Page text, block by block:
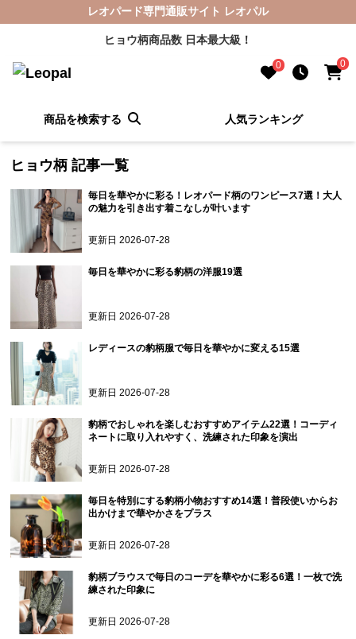
レオパード専門通販サイト レオパル
ヒョウ柄商品数 日本最大級！
0 0
商品を検索する 人気ランキング
ヒョウ柄 記事一覧
毎日を華やかに彩る！レオパード柄のワンピース7選！大人
の魅力を引き出す着こなしが叶います
更新日2026-07-28
毎日を華やかに彩る豹柄の洋服19選
更新日2026-07-28
レディースの豹柄服で毎日を華やかに変える15選
更新日2026-07-28
豹柄でおしゃれを楽しむおすすめアイテム22選！コーディ
ネートに取り入れやすく、洗練された印象を演出
更新日2026-07-28
毎日を特別にする豹柄小物おすすめ14選！普段使いからお
出かけまで華やかさをプラス
更新日2026-07-28
豹柄ブラウスで毎日のコーデを華やかに彩る6選！一枚で洗
練された印象に
更新日2026-07-28